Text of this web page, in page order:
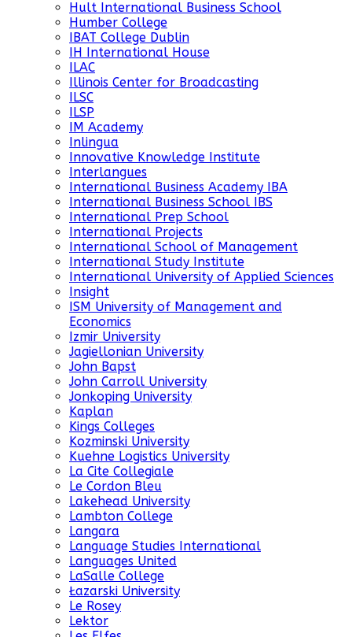
Hult International Business School
Humber College
IBAT College Dublin
IH International House
ILAC
Illinois Center for Broadcasting
ILSC
ILSP
IM Academy
Inlingua
Innovative Knowledge Institute
Interlangues
International Business Academy IBA
International Business School IBS
International Prep School
International Projects
International School of Management
International Study Institute
International University of Applied Sciences
Insight
ISM University of Management and
Economics
Izmir University
Jagiellonian University
John Bapst
John Carroll University
Jonkoping University
Kaplan
Kings Colleges
Kozminski University
Kuehne Logistics University
La Cite Collegiale
Le Cordon Bleu
Lakehead University
Lambton College
Langara
Language Studies International
Languages United
LaSalle College
Łazarski University
Le Rosey
Lektor